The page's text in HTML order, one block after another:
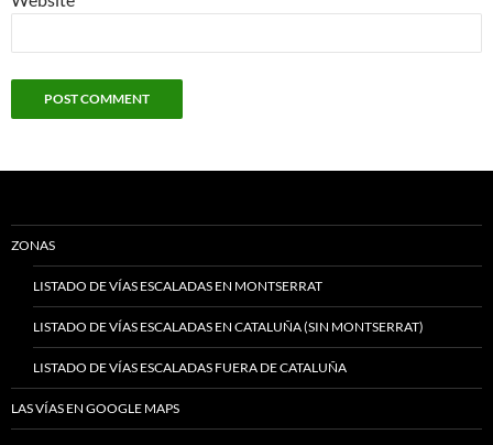
ZONAS
LISTADO DE VÍAS ESCALADAS EN MONTSERRAT
LISTADO DE VÍAS ESCALADAS EN CATALUÑA (SIN MONTSERRAT)
LISTADO DE VÍAS ESCALADAS FUERA DE CATALUÑA
LAS VÍAS EN GOOGLE MAPS